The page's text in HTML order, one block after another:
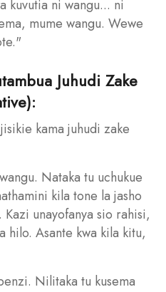
kuvutia ni wangu... ni
mume wangu. Wewe
Juhudi Zake
kama juhudi zake
Nataka tu uchukue
kila tone la jasho
unayofanya sio rahisi,
hilo. Asante kwa kila kitu,
Nilitaka tu kusema